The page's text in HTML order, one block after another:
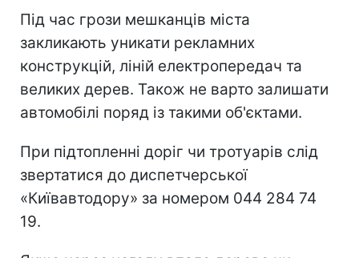
Під час грози мешканців міста
закликають уникати рекламних
конструкцій, ліній електропередач та
великих дерев. Також не варто залишати
автомобілі поряд із такими об'єктами.
При підтопленні доріг чи тротуарів слід
звертатися до диспетчерської
«Київавтодору» за номером 044 284 74
19.